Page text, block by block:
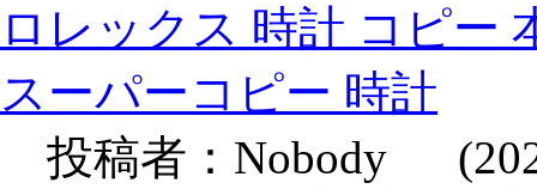
ロレックス 時計 コピー
スーパーコピー 時計
投稿者： Nobody